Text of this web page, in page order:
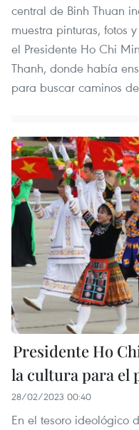
central de Binh Thuan
muestra pinturas, fotos
el Presidente Ho Chi
Thanh, donde había
para buscar caminos
Presidente Ho
la cultura para el
28/02/2023 00:40
En el tesoro ideológico